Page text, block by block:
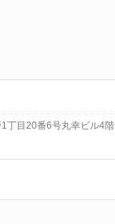
丁目20番6号丸幸ビル4階